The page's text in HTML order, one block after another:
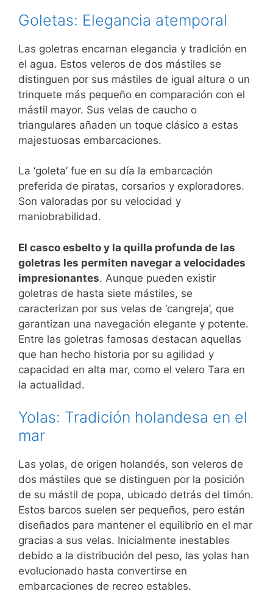
Goletas: Elegancia atemporal
Las goletras encarnan elegancia y tradición en
el agua. Estos veleros de dos mástiles se
distinguen por sus mástiles de igual altura o un
trinquete más pequeño en comparación con el
mástil mayor. Sus velas de caucho o
triangulares añaden un toque clásico a estas
majestuosas embarcaciones.
La ‘goleta’ fue en su día la embarcación
preferida de piratas, corsarios y exploradores.
Son valoradas por su velocidad y
maniobrabilidad.
El casco esbelto y la quilla profunda de las
goletras les permiten navegar a velocidades
impresionantes. Aunque pueden existir
goletras de hasta siete mástiles, se
caracterizan por sus velas de ‘cangreja’, que
garantizan una navegación elegante y potente.
Entre las goletras famosas destacan aquellas
que han hecho historia por su agilidad y
capacidad en alta mar, como el velero Tara en
la actualidad.
Yolas: Tradición holandesa en el
mar
Las yolas, de origen holandés, son veleros de
dos mástiles que se distinguen por la posición
de su mástil de popa, ubicado detrás del timón.
Estos barcos suelen ser pequeños, pero están
diseñados para mantener el equilibrio en el mar
gracias a sus velas. Inicialmente inestables
debido a la distribución del peso, las yolas han
evolucionado hasta convertirse en
embarcaciones de recreo estables.